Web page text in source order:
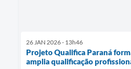
26 JAN 2026 - 13h46
Projeto Qualifica Paraná
amplia qualificação